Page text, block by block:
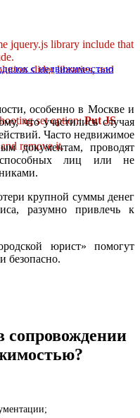
jquery.js library include that
slider libraries, and
set option:Put JS
remove it.
с недвижимостью
особенно в Москве и
что участились случая
Часто недвижимое
документам, проводят
лиц или не
крупной суммы денег
разумно привлечь к
юрист» помогут
безопасно.